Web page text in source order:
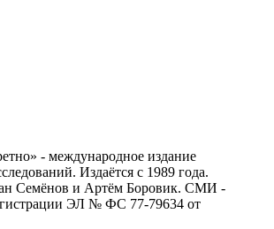
- международное издание
Издаётся с 1989 года.
Семёнов и Артём Боровик. CМИ -
ЭЛ № ФС 77-79634 от